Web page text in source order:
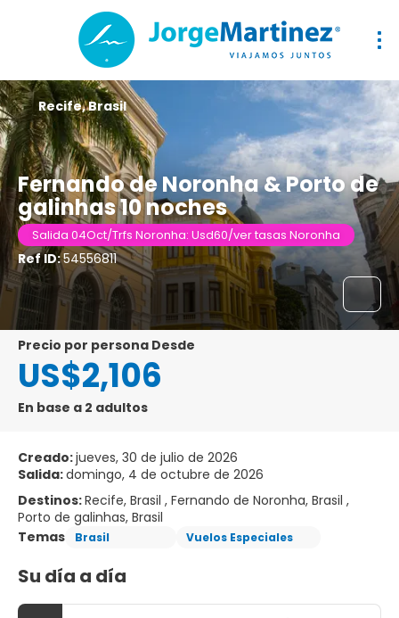
Fernando de Noronha & Porto de
galinhas 10 noches
Salida 04Oct/Trfs Noronha: Usd60/ver tasas Noronha
Ref ID:54556811
Recife, Brasil
precio por persona Desde
US$2,106
En base a 2 adultos
Creado:jueves, 30 de julio de 2026
Salida:domingo, 4 de octubre de 2026
Destinos:Recife, Brasil , Fernando de Noronha, Brasil ,
Porto de galinhas, Brasil
Temas
Brasil Vuelos Especiales
Su día a día